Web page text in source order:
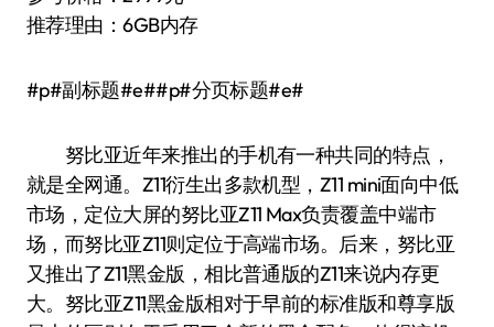
推荐理由：6GB内存
#p#副标题#e##p#分页标题#e#
努比亚近年来推出的手机有一种共同的特点，
就是全网通。Z11衍生出多款机型，Z11 mini面向中低
市场，定位大屏的努比亚Z11 Max负责覆盖中端市
场，而努比亚Z11则定位于高端市场。后来，努比亚
又推出了Z11黑金版，相比普通版的Z11来说内存更
大。努比亚Z11黑金版相对于早前的标准版和尊享版